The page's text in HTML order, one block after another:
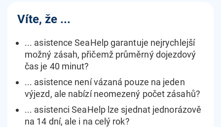
Víte, že ...
... asistence SeaHelp garantuje nejrychlejší
možný zásah, přičemž průměrný dojezdový
čas je 40 minut?
... asistence není vázaná pouze na jeden
výjezd, ale nabízí neomezený počet zásahů?
... asistenci SeaHelp lze sjednat jednorázově
na 14 dní, ale i na celý rok?